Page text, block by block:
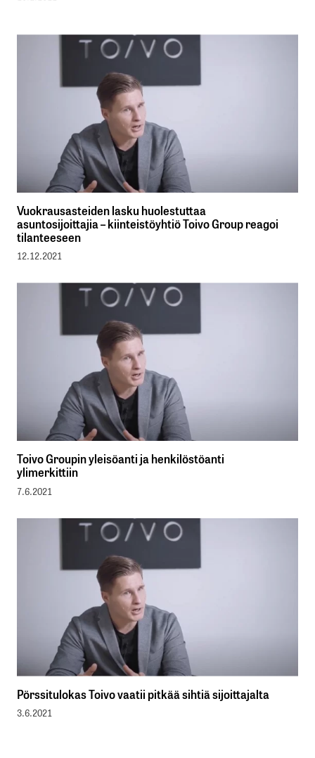
Vuokrausasteiden lasku huolestuttaa
asuntosijoittajia – kiinteistöyhtiö Toivo Group reagoi
tilanteeseen
12.12.2021
Toivo Groupin yleisöanti ja henkilöstöanti
ylimerkittiin
7.6.2021
Pörssitulokas Toivo vaatii pitkää sihtiä sijoittajalta
3.6.2021